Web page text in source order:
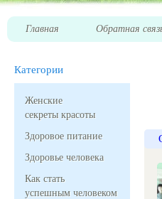
Главная Обратная
Категории
Женские
секреты красоты
Здоровое питание
Здоровье человека
Как стать
успешным человеком